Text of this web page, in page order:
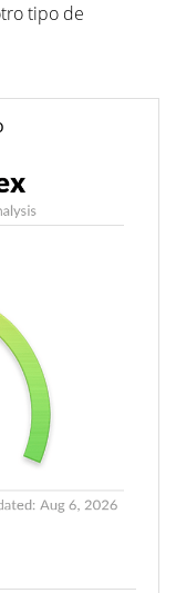
tipo de